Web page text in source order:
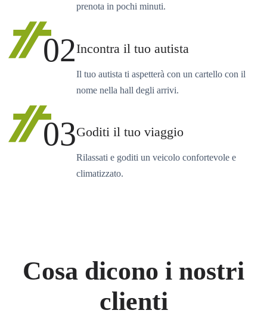
prenota in pochi minuti.
02Incontra il tuo autista
Il tuo autista ti aspetterà con un cartello con il
nome nella hall degli arrivi.
03Goditi il tuo viaggio
Rilassati e goditi un veicolo confortevole e
climatizzato.
Cosa dicono i nostri
clienti